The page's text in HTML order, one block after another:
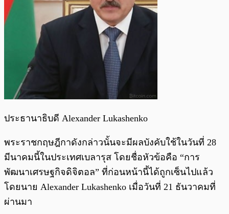
ประธานาธิบดี Alexander Lukashenko
พระราชกฤษฎีกาดังกล่าวนั้นจะมีผลบังคับใช้ในวันที่ 28
มีนาคมนี้ในประเทศเบลารุส โดยชื่อหัวข้อคือ “การ
พัฒนาเศรษฐกิจดิจิตอล” ที่ก่อนหน้านี้ได้ถูกเซ็นไปแล้ว
โดยนาย Alexander Lukashenko เมื่อวันที่ 21 ธันวาคมที่
ผ่านมา